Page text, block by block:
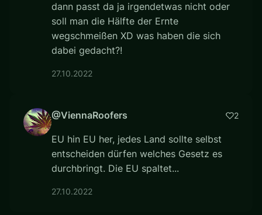
dann passt da ja irgendetwas nicht oder
soll man die Hälfte der Ernte
wegschmeißen XD was haben die sich
dabei gedacht?!
27.10.2022
@ViennaRoofers 2
EU hin EU her, jedes Land sollte selbst
entscheiden dürfen welches Gesetz es
durchbringt. Die EU spaltet...
27.10.2022